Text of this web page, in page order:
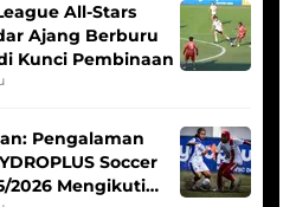
All-Stars
Ajang Berburu
Kunci Pembinaan
Pengalaman
Soccer
2026 Mengikuti